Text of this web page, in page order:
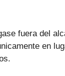
fuera del
en